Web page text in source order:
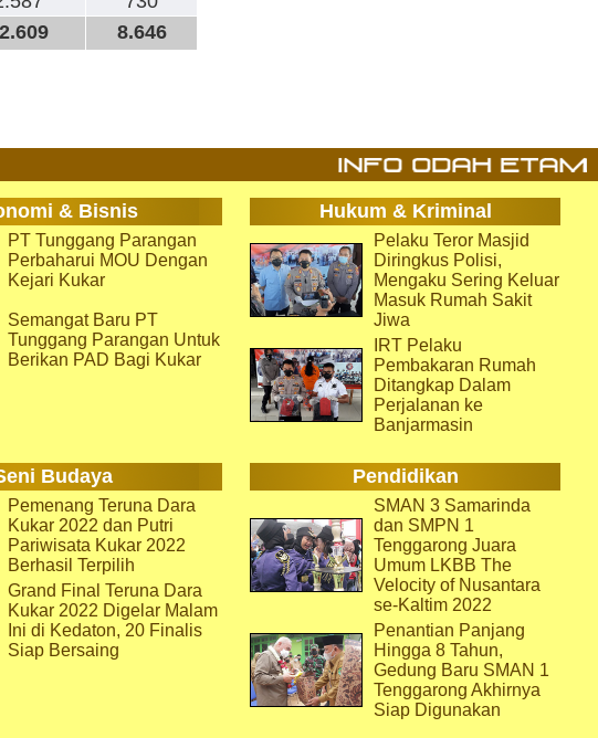
8.646
& Bisnis Hukum & Kriminal
PT Tunggang Parangan
Perbaharui MOU Dengan
Kejari Kukar
Semangat Baru PT
Tunggang Parangan Untuk
Berikan PAD Bagi Kukar
Pelaku Teror Masjid
Diringkus Polisi,
Mengaku Sering Keluar
Masuk Rumah Sakit
Jiwa
IRT Pelaku
Pembakaran Rumah
Ditangkap Dalam
Perjalanan ke
Banjarmasin
Budaya Pendidikan
Pemenang Teruna Dara
Kukar 2022 dan Putri
Pariwisata Kukar 2022
Berhasil Terpilih
Grand Final Teruna Dara
Kukar 2022 Digelar Malam
Ini di Kedaton, 20 Finalis
Siap Bersaing
SMAN 3 Samarinda
dan SMPN 1
Tenggarong Juara
Umum LKBB The
Velocity of Nusantara
se-Kaltim 2022
Penantian Panjang
Hingga 8 Tahun,
Gedung Baru SMAN 1
Tenggarong Akhirnya
Siap Digunakan